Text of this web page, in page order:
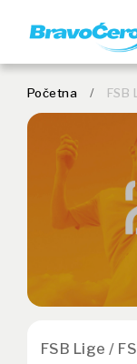
Početna / FSB
FSB Lige /